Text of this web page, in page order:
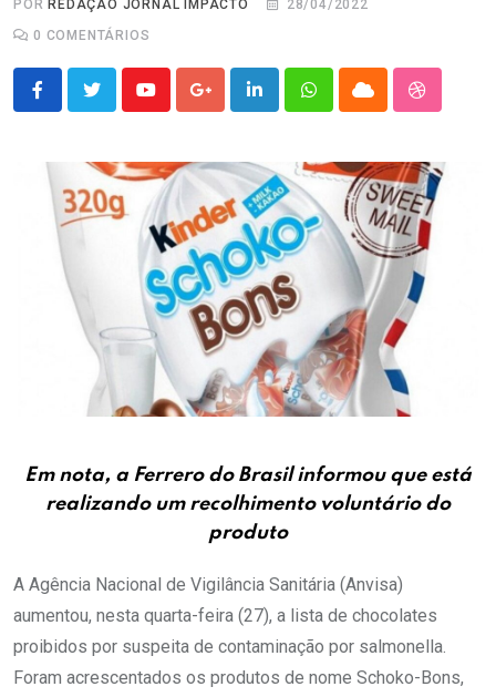
POR REDAÇÃO JORNAL IMPACTO
28/04/2022
0 COMENTÁRIOS
YoutubeGoogle+LinkedInWhatsappCloud
Em nota, a Ferrero do Brasil informou que está
realizando um recolhimento voluntário do
produto
A Agência Nacional de Vigilância Sanitária (Anvisa)
aumentou, nesta quarta-feira (27), a lista de chocolates
proibidos por suspeita de contaminação por salmonella.
Foram acrescentados os produtos de nome Schoko-Bons,